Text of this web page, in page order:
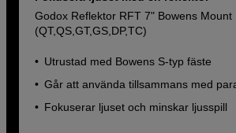
Godox Reflektor RFT 7" Bowens Mount
(QT,QS,GT,GS,DP,TC)
Utrustad med Bowens S-typ fäste
Går att använda tillsammans med
Fokuserar ljuset och minskar ljusspill